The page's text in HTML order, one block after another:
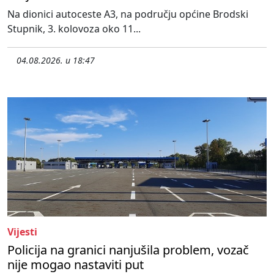
Na dionici autoceste A3, na području općine Brodski
Stupnik, 3. kolovoza oko 11...
04.08.2026. u 18:47
Vijesti
Policija na granici nanjušila problem, vozač
nije mogao nastaviti put